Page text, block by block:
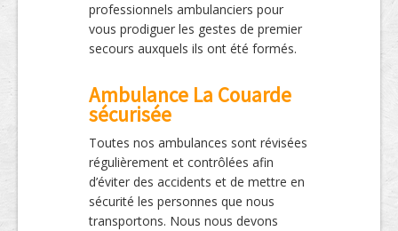
professionnels ambulanciers pour
vous prodiguer les gestes de premier
secours auxquels ils ont été formés.
Ambulance La Couarde
sécurisée
Toutes nos ambulances sont révisées
régulièrement et contrôlées afin
d’éviter des accidents et de mettre en
sécurité les personnes que nous
transportons. Nous nous devons